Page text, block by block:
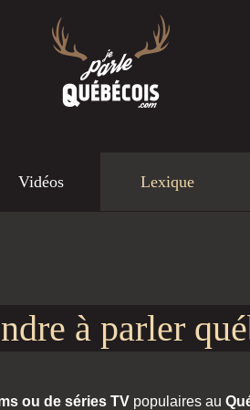
Vidéos Lexique
à parler
ou de séries TV populaires au